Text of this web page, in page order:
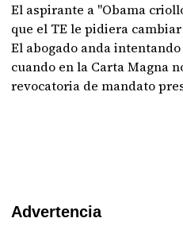
El aspirante a "Obama
que el TE le pidiera
El abogado anda
cuando en la Carta Magna
revocatoria de mandato
Advertencia